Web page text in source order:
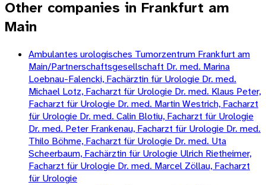
Other companies in Frankfurt am
Main
Ambulantes urologisches Tumorzentrum Frankfurt am
Main/Partnerschaftsgesellschaft Dr. med. Marina
Loebnau-Falencki, Fachärztin für Urologie Dr. med.
Michael Lotz, Facharzt für Urologie Dr. med. Klaus Peter,
Facharzt für Urologie Dr. med. Martin Westrich, Facharzt
für Urologie Dr. med. Calin Blotiu, Facharzt für Urologie
Dr. med. Peter Frankenau, Facharzt für Urologie Dr. med.
Thilo Böhme, Facharzt für Urologie Dr. med. Uta
Scheerbaum, Fachärztin für Urologie Ulrich Rietheimer,
Facharzt für Urologie Dr. med. Marcel Zöllau, Facharzt
für Urologie